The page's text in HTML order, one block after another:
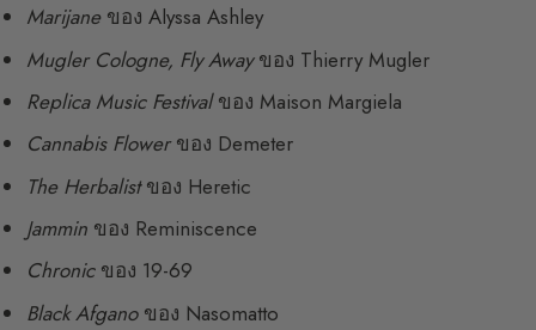
Marijaneของ Alyssa Ashley
Mugler Cologne, Fly Awayของ Thierry Mugler
Replica Music Festivalของ Maison Margiela
Cannabis Flowerของ Demeter
The Herbalistของ Heretic
Jammin ของ Reminiscence
Chronicของ 19-69
Black Afganoของ Nasomatto